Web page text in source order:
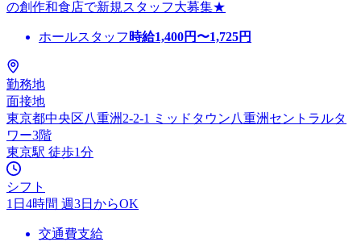
の創作和食店で新規スタッフ大募集★
ホールスタッフ 時給1,400円〜1,725円
勤務地
面接地
東京都中央区八重洲2-2-1 ミッドタウン八重洲セントラルタ
ワー3階
東京駅 徒歩1分
シフト
1日4時間 週3日からOK
交通費支給